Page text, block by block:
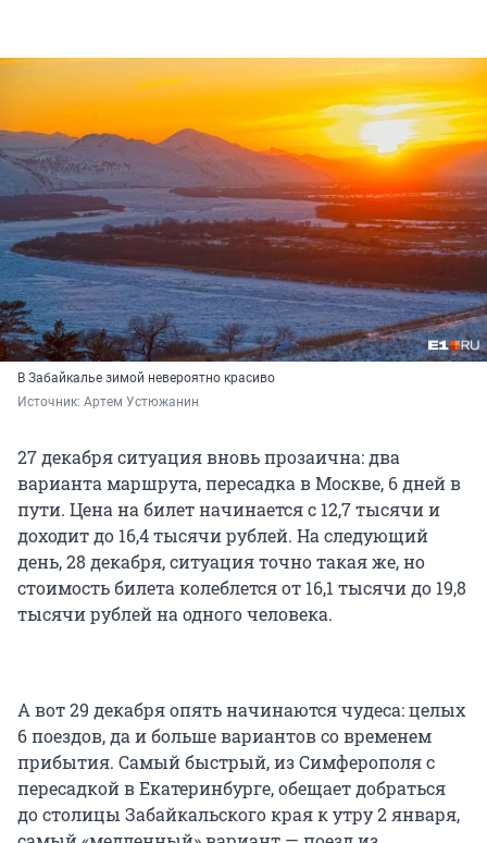
В Забайкалье зимой невероятно красиво
Источник: Артем Устюжанин
27 декабря ситуация вновь прозаична: два
варианта маршрута, пересадка в Москве, 6 дней в
пути. Цена на билет начинается с 12,7 тысячи и
доходит до 16,4 тысячи рублей. На следующий
день, 28 декабря, ситуация точно такая же, но
стоимость билета колеблется от 16,1 тысячи до 19,8
тысячи рублей на одного человека.
А вот 29 декабря опять начинаются чудеса: целых
6 поездов, да и больше вариантов со временем
прибытия. Самый быстрый, из Симферополя с
пересадкой в Екатеринбурге, обещает добраться
до столицы Забайкальского края к утру 2 января,